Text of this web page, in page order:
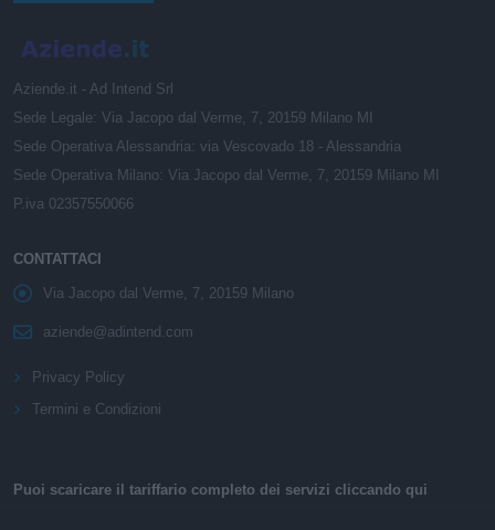
Aziende.it - Ad Intend Srl
Sede Legale: Via Jacopo dal Verme, 7, 20159 Milano MI
Sede Operativa Alessandria: via Vescovado 18 - Alessandria
Sede Operativa Milano: Via Jacopo dal Verme, 7, 20159 Milano MI
P.iva 02357550066
CONTATTACI
Via Jacopo dal Verme, 7, 20159 Milano
aziende@adintend.com
Privacy Policy
Termini e Condizioni
Puoi scaricare il tariffario completo dei servizi cliccando qui